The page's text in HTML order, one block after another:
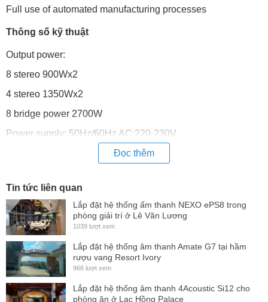
Full use of automated manufacturing processes
Thông số kỹ thuật
Output power:
8 stereo 900Wx2
4 stereo 1350Wx2
8 bridge power 2700W
Power supply: 50Hz/60Hz AC:220-230V
Đọc thêm
Tin tức liên quan
Lắp đặt hệ thống ấm thanh NEXO ePS8 trong
phòng giải trí ở Lê Văn Lương
1039 lượt xem
Lắp đặt hệ thống âm thanh Amate G7 tại hầm
rượu vang Resort Ivory
966 lượt xem
Lắp đặt hệ thống âm thanh 4Acoustic Si12 cho
phòng ăn ở Lạc Hồng Palace